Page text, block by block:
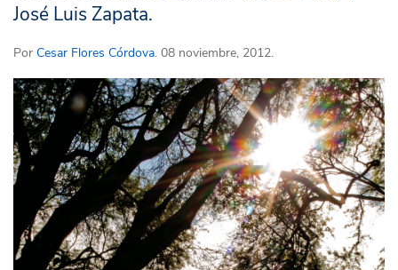
José Luis Zapata.
Por Cesar Flores Córdova. 08 noviembre, 2012.